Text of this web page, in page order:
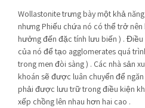
Wollastonite trưng bày một khả
nhưng Phiếu chứa nó có thể trở
hưởng đến đặc tính lưu biến ) .
của nó để tạo agglomerates quá
trong men đòi sàng ) . Các nhà sản
khoán sẽ được luân chuyển để
phải được lưu trữ trong điều kiện
xếp chồng lên nhau hơn hai cao .